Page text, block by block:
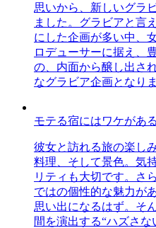
思いから、新しいグラ
ました。グラビアと言
にした企画が多い中、
ロデューサーに据え、
の、内面から醸し出さ
なグラビア企画となりま
モテる宿にはワケがある
彼女と訪れる旅の楽し
料理、そして景色。気
リティも大切です。さ
ではの個性的な魅力が
思い出になるはず。そ
間を演出する“ハズさ